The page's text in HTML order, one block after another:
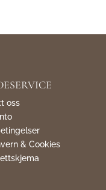
oss
& Cookies